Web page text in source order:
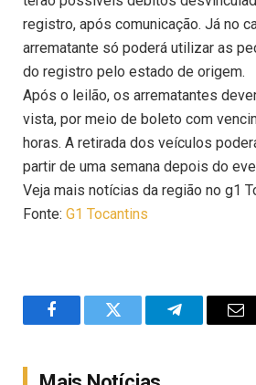
registro, após comunicação. Já no
arrematante só poderá utilizar as
do registro pelo estado de origem.
Após o leilão, os arrematantes
vista, por meio de boleto com
horas. A retirada dos veículos
partir de uma semana depois do
Veja mais notícias da região no g1
Fonte: G1 Tocantins
FacebookTwitter Telegram